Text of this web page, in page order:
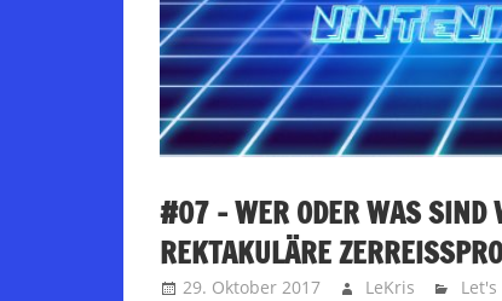
#07 – WER ODER WAS SIND
REKTAKULÄRE
29. Oktober 2017 LeKris Let's